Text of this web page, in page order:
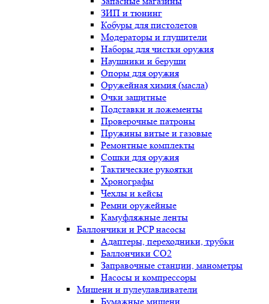
ЗИП и тюнинг
Кобуры для пистолетов
Модераторы и глушители
Наборы для чистки оружия
Наушники и беруши
Опоры для оружия
Оружейная химия (масла)
Очки защитные
Подставки и ложементы
Проверочные патроны
Пружины витые и газовые
Ремонтные комплекты
Сошки для оружия
Тактические рукоятки
Хронографы
Чехлы и кейсы
Ремни оружейные
Камуфляжные ленты
Баллончики и PCP насосы
Адаптеры, переходники, трубки
Баллончики CO2
Заправочные станции, манометры
Насосы и компрессоры
Мишени и пулеулавливатели
Бумажные мишени